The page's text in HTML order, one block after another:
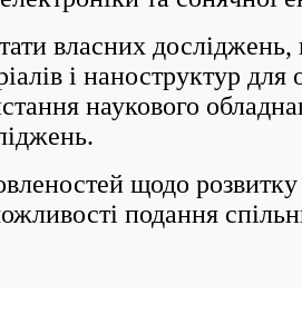
власних досліджень,
і наноструктур для
наукового
щодо розвитку
подання